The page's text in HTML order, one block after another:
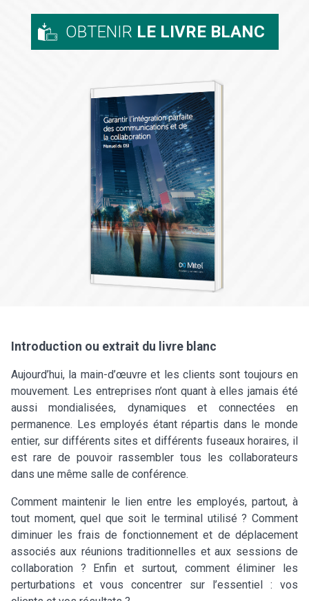
OBTENIR LE LIVRE BLANC
Introduction ou extrait du livre blanc
Aujourd’hui, la main-d’œuvre et les clients sont toujours en
mouvement. Les entreprises n’ont quant à elles jamais été
aussi mondialisées, dynamiques et connectées en
permanence. Les employés étant répartis dans le monde
entier, sur différents sites et différents fuseaux horaires, il
est rare de pouvoir rassembler tous les collaborateurs
dans une même salle de conférence.
Comment maintenir le lien entre les employés, partout, à
tout moment, quel que soit le terminal utilisé ? Comment
diminuer les frais de fonctionnement et de déplacement
associés aux réunions traditionnelles et aux sessions de
collaboration ? Enfin et surtout, comment éliminer les
perturbations et vous concentrer sur l’essentiel : vos